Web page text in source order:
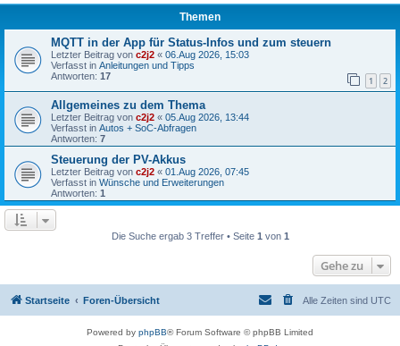
Themen
MQTT in der App für Status-Infos und zum steuern
Letzter Beitrag von c2j2 « 06.Aug 2026, 15:03
Verfasst in Anleitungen und Tipps
Antworten: 17 1 2
Allgemeines zu dem Thema
Letzter Beitrag von c2j2 « 05.Aug 2026, 13:44
Verfasst in Autos + SoC-Abfragen
Antworten: 7
Steuerung der PV-Akkus
Letzter Beitrag von c2j2 « 01.Aug 2026, 07:45
Verfasst in Wünsche und Erweiterungen
Antworten: 1
Die Suche ergab 3 Treffer • Seite 1 von 1
Gehe zu
Startseite Foren-Übersicht Alle Zeiten sind UTC
Powered by phpBB® Forum Software © phpBB Limited